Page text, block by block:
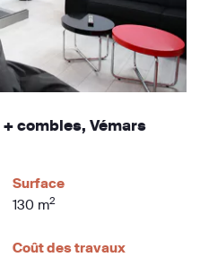
combles, Vémars
Surface
130 m2
Coût des travaux